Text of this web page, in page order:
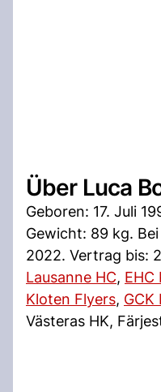
Über Luca
Geboren: 17. Juli
Gewicht: 89 kg.
2022. Vertrag bis:
Lausanne HC, EHC
Kloten Flyers, GCK
Västeras HK,